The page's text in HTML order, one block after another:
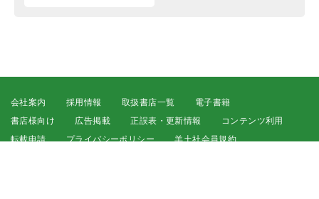
会社案内 採用情報 取扱書店一覧
電子書籍
書店様向け
広告掲載 正誤表・更新情報
コンテンツ利用
転載申請
プライバシーポリシー
羊土社会員規約